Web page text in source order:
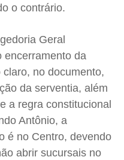
o contrário.
Geral
encerramento da
claro, no documento,
da serventia, além
a regra constitucional
Antônio, a
é no Centro, devendo
abrir sucursais no